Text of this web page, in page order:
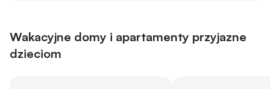
Wakacyjne domy i apartamenty przyjazne
dzieciom